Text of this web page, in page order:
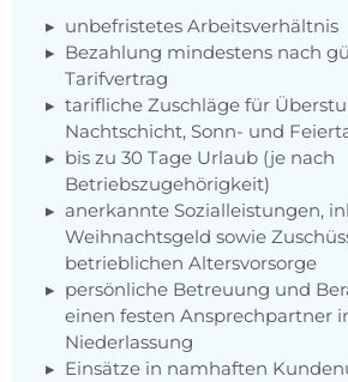
unbefristetes Arbeitsverhältnis
Bezahlung mindestens nach
Tarifvertrag
tarifliche Zuschläge für
Nachtschicht, Sonn- und
bis zu 30 Tage Urlaub (je nach
Betriebszugehörigkeit)
anerkannte Sozialleistungen,
Weihnachtsgeld sowie
betrieblichen Altersvorsorge
persönliche Betreuung und
einen festen Ansprechpartner
Niederlassung
Einsätze in namhaften